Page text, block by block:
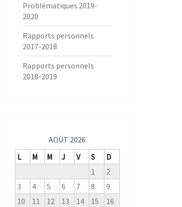
Problématiques 2019-
2020
Rapports personnels
2017-2018
Rapports personnels
2018-2019
AOÛT 2026
L
M M J V S
D
1
2
3
4 5 6 7 8
9
10
11 12 13 14 15 16